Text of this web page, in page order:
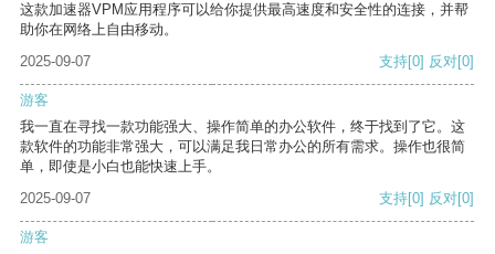
这款加速器VPM应用程序可以给你提供最高速度和安全性的连接，并帮
助你在网络上自由移动。
2025-09-07
支持[0] 反对[0]
游客
我一直在寻找一款功能强大、操作简单的办公软件，终于找到了它。这
款软件的功能非常强大，可以满足我日常办公的所有需求。操作也很简
单，即使是小白也能快速上手。
2025-09-07
支持[0] 反对[0]
游客